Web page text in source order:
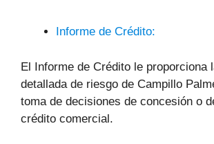
Informe de Crédito:
El Informe de Crédito le proporciona
detallada de riesgo de Campillo
toma de decisiones de concesión o
crédito comercial.